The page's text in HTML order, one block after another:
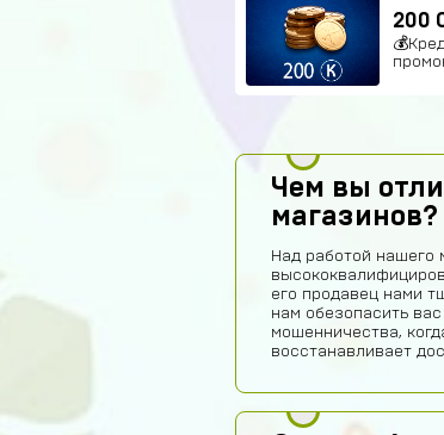
200
Чем вы
магазинов?
Над работой нашего
его продавец нами
нам обезопасить
мошенничества,
восстанавливает